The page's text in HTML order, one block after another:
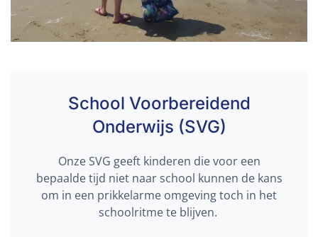
School Voorbereidend
Onderwijs (SVG)
Onze SVG geeft kinderen die voor een
bepaalde tijd niet naar school kunnen de kans
om in een prikkelarme omgeving toch in het
schoolritme te blijven.